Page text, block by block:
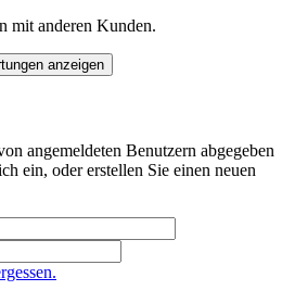
mit anderen Kunden.
anzeigen
angemeldeten Benutzern abgegeben
ein, oder erstellen Sie einen neuen